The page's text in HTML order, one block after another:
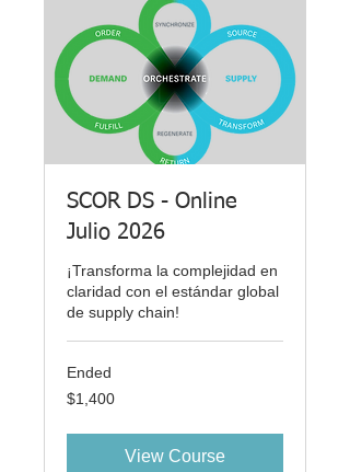
SCOR DS - Online
Julio 2026
¡Transforma la complejidad en
claridad con el estándar global
de supply chain!
Ended
1,400
US
$1,400
View Course